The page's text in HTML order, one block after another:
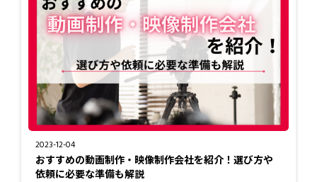
2023-12-04
おすすめの動画制作・映像制作会社を紹介！選び方や
依頼に必要な準備も解説